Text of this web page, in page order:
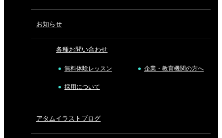
お知らせ
各種お問い合わせ
無料体験レッスン 企業・教育機関の方へ
採用について
アタムイラストブログ